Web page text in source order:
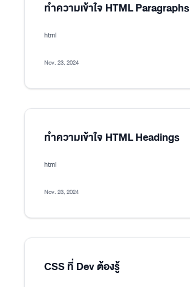
ทำความเข้าใจ HTML Paragraphs
html
Nov. 23, 2024
ทำความเข้าใจ HTML Headings
html
Nov. 23, 2024
CSS ที่ Dev ต้องรู้